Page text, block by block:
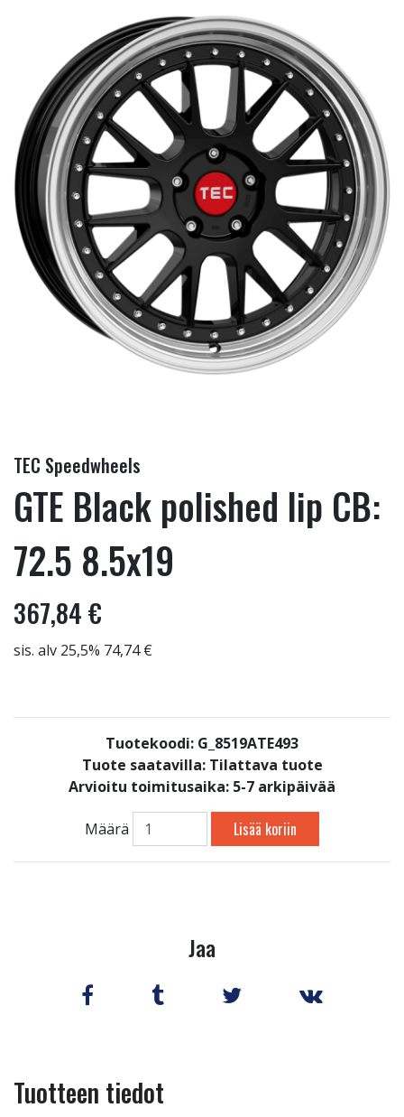
TEC Speedwheels
GTE Black polished lip CB:
72.5 8.5x19
367,84 €
sis. alv 25,5% 74,74 €
Tuotekoodi: G_8519ATE493
Tuote saatavilla: Tilattava tuote
Arvioitu toimitusaika: 5-7 arkipäivää
Määrä Lisää koriin
Jaa
Tuotteen tiedot